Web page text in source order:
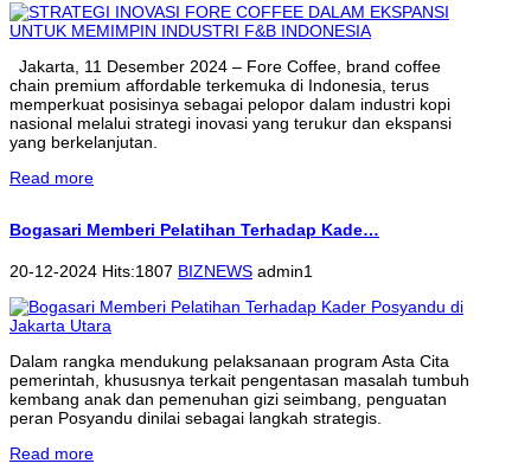
Jakarta, 11 Desember 2024 – Fore Coffee, brand coffee
chain premium affordable terkemuka di Indonesia, terus
memperkuat posisinya sebagai pelopor dalam industri kopi
nasional melalui strategi inovasi yang terukur dan ekspansi
yang berkelanjutan.
Read more
Bogasari Memberi Pelatihan Terhadap Kade…
20-12-2024 Hits:1807 BIZNEWS admin1
Dalam rangka mendukung pelaksanaan program Asta Cita
pemerintah, khususnya terkait pengentasan masalah tumbuh
kembang anak dan pemenuhan gizi seimbang, penguatan
peran Posyandu dinilai sebagai langkah strategis.
Read more